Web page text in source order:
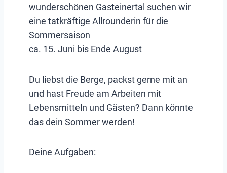
wunderschönen Gasteinertal suchen wir
eine tatkräftige Allrounderin für die
Sommersaison
ca. 15. Juni bis Ende August
Du liebst die Berge, packst gerne mit an
und hast Freude am Arbeiten mit
Lebensmitteln und Gästen? Dann könnte
das dein Sommer werden!
Deine Aufgaben: